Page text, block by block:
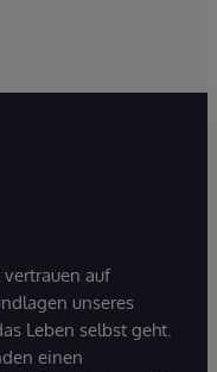
auf
unseres
Leben selbst geht.
einen